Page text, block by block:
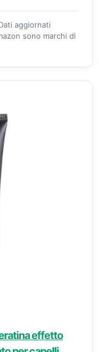
aggiornati
sono marchi di
effetto